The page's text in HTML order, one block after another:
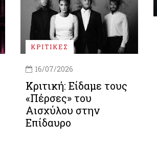
ΚΡΙΤΙΚΕΣ
16/07/2026
Kριτική: Είδαμε τους
«Πέρσες» του
Αισχύλου στην
Επίδαυρο